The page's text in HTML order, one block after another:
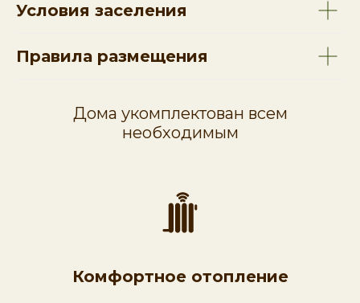
Условия заселения
Правила размещения
Дома укомплектован всем
необходимым
Комфортное отопление